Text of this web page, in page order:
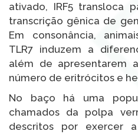
ativado, IRF5 transloca
transcrição gênica de
Em consonância,
TLR7 induzem a
além de apresentarem
número de eritrócitos e
No baço há uma
chamados da polpa
descritos por exercer